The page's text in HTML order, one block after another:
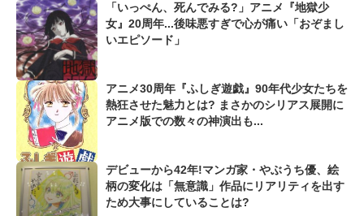
「いっぺん、死んでみる?」アニメ『地獄少
女』20周年...後味悪すぎで心が痛い「おぞまし
いエピソード」
アニメ30周年『ふしぎ遊戯』90年代少女たちを
熱狂させた魅力とは? まさかのシリアス展開に
アニメ版での数々の神演出も...
デビューから42年!マンガ家・やぶうち優、絵
柄の変化は「無意識」作品にリアリティを出す
ため大事にしていることは?